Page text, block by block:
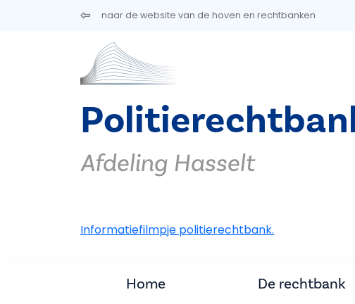
Overslaan en naar de inhoud gaannaar de website van de hoven en rechtbanken
Afdeling Hasselt
Informatiefilmpje politierechtbank.
Home De rechtbank